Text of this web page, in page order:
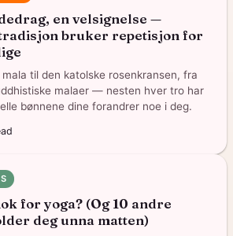
en velsignelse —
bruker repetisjon for
til den katolske rosenkransen, fra
malaer — nesten hver tro har
bønnene dine forandrer noe i deg.
for yoga? (Og 10 andre
deg unna matten)